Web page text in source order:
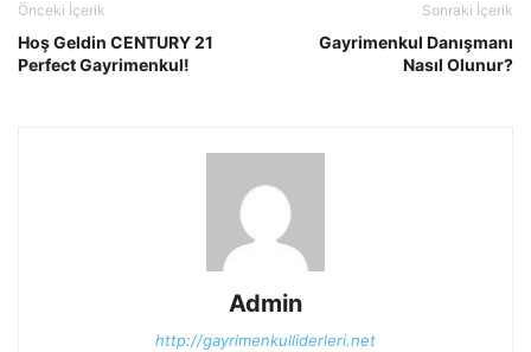
Önceki İçerik
Hoş Geldin CENTURY 21
Perfect Gayrimenkul!
Sonraki İçerik
Gayrimenkul Danışmanı
Nasıl Olunur?
Admin
http://gayrimenkulliderleri.net